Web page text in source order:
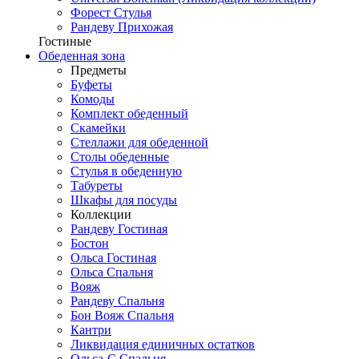
Форест Стулья
Рандеву Прихожая
Гостиные
Обеденная зона
Предметы
Буфеты
Комоды
Комплект обеденный
Скамейки
Стеллажи для обеденной
Столы обеденные
Стулья в обеденную
Табуреты
Шкафы для посуды
Коллекции
Рандеву Гостиная
Бостон
Ольса Гостиная
Ольса Спальня
Вояж
Рандеву Спальня
Бон Вояж Спальня
Кантри
Ликвидация единичных остатков